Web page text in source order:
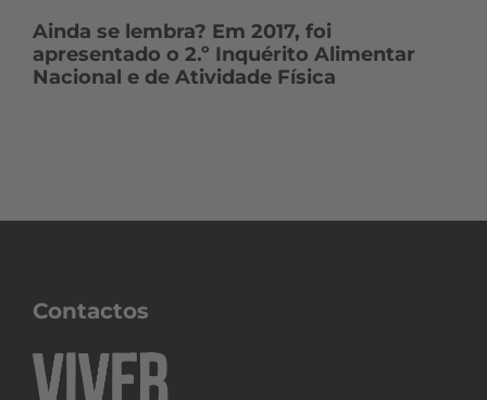
Ainda se lembra? Em 2017, foi
apresentado o 2.º Inquérito Alimentar
Nacional e de Atividade Física
Contactos